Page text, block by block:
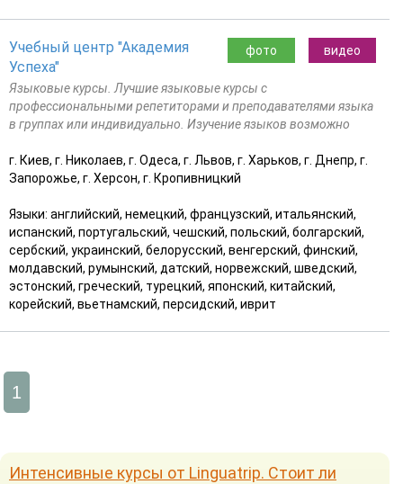
видео
фото
Учебный центр "Академия
Успеха"
Языковые курсы. Лучшие языковые курсы с
профессиональными репетиторами и преподавателями языка
в группах или индивидуально. Изучение языков возможно
г. Киев, г. Николаев, г. Одеса, г. Львов, г. Харьков, г. Днепр, г.
Запорожье, г. Херсон, г. Кропивницкий
Языки: английский, немецкий, французский, итальянский,
испанский, португальский, чешский, польский, болгарский,
сербский, украинский, белорусский, венгерский, финский,
молдавский, румынский, датский, норвежский, шведский,
эстонский, греческий, турецкий, японский, китайский,
корейский, вьетнамский, персидский, иврит
1
Интенсивные курсы от Linguatrip. Стоит ли